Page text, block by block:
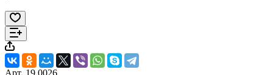
Арт. 19.0026